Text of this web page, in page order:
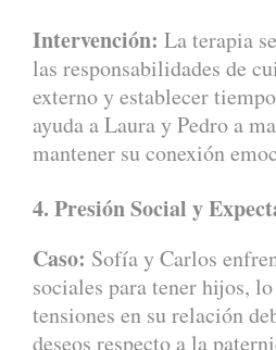
Intervención: La terapia
las responsabilidades de
externo y establecer
ayuda a Laura y Pedro a
mantener su conexión
4. Presión Social y
Caso: Sofía y Carlos
sociales para tener hijos,
tensiones en su relación
deseos respecto a la